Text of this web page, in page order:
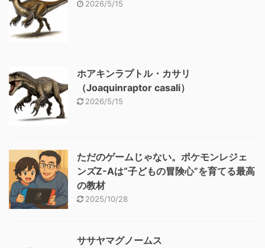
2026/5/15
ホアキンラプトル・カサリ
（Joaquinraptor casali）
2026/5/15
ただのゲームじゃない。ポケモンレジェ
ンズZ-Aは“子どもの冒険心”を育てる最高
の教材
2025/10/28
ササヤマグノームス